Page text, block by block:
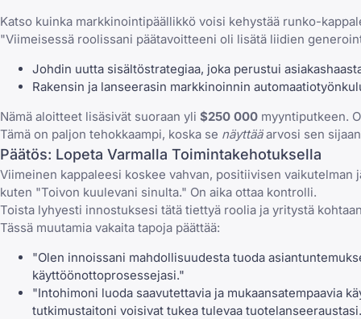
Katso kuinka markkinointipäällikkö voisi kehystää runko-
"Viimeisessä roolissani päätavoitteeni oli lisätä liidien
Johdin uutta sisältöstrategiaa, joka perustui
Rakensin ja lanseerasin markkinoinnin
Nämä aloitteet lisäsivät suoraan yli $250 000 myyntiputkeen.
Tämä on paljon tehokkaampi, koska se näyttääarvosi sen
Päätös: Lopeta Varmalla Toimintakehotuksella
Viimeinen kappaleesi koskee vahvan, positiivisen
kuten "Toivon kuulevani sinulta." On aika ottaa kontrolli.
Toista lyhyesti innostuksesi tätä tiettyä roolia ja yritystä
Tässä muutamia vakaita tapoja päättää:
"Olen innoissani mahdollisuudesta tuoda
käyttöönottoprosessejasi."
"Intohimoni luoda saavutettavia ja mukaansatempaavia
tutkimustaitoni voisivat tukea tulevaa